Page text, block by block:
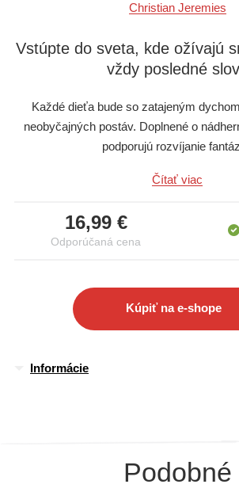
Christian Jeremies
Vstúpte do sveta, kde ožívajú
vždy posledné
Každé dieťa bude so zatajeným
neobyčajných postáv. Doplnené o
podporujú rozvíjanie
Veľké písmená uľahčujú čítanie aj tým
Čítať viac
16,99 €
Odporúčaná cena
Kúpiť na e-shope
Informácie
Podobné